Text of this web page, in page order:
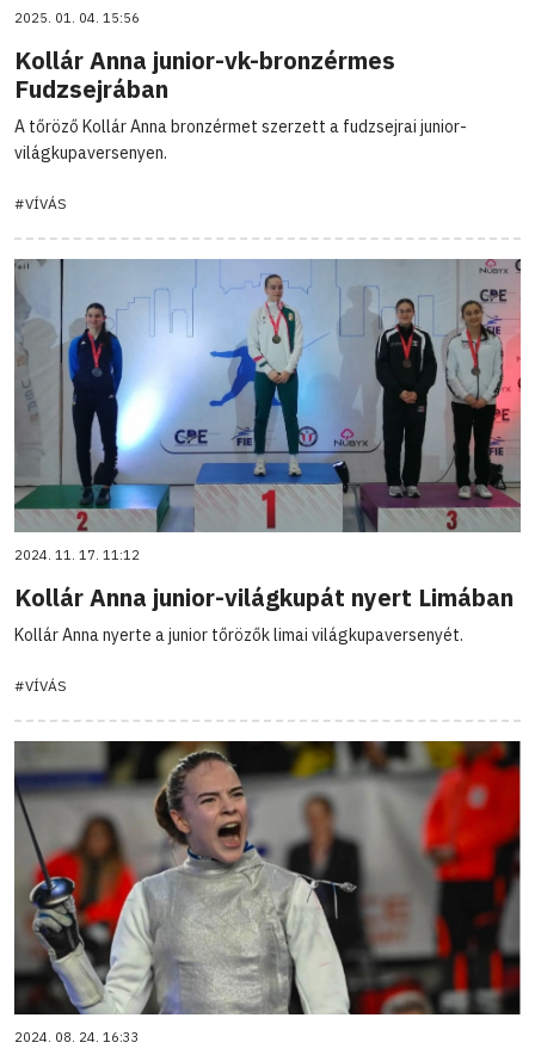
2025. 01. 04. 15:56
Kollár Anna junior-vk-bronzérmes
Fudzsejrában
A tőröző Kollár Anna bronzérmet szerzett a fudzsejrai junior-
világkupaversenyen.
#VÍVÁS
2024. 11. 17. 11:12
Kollár Anna junior-világkupát nyert Limában
Kollár Anna nyerte a junior tőrözők limai világkupaversenyét.
#VÍVÁS
2024. 08. 24. 16:33